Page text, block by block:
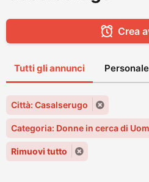
Crea
Tutti gli annunci Personale
Città: Casalserugo
Categoria: Donne in cerca di
Rimuovi tutto